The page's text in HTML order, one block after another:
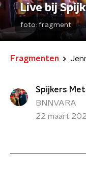
Live bij
foto: fragment
Fragmenten
Spijkers
BNNVARA
22 maart